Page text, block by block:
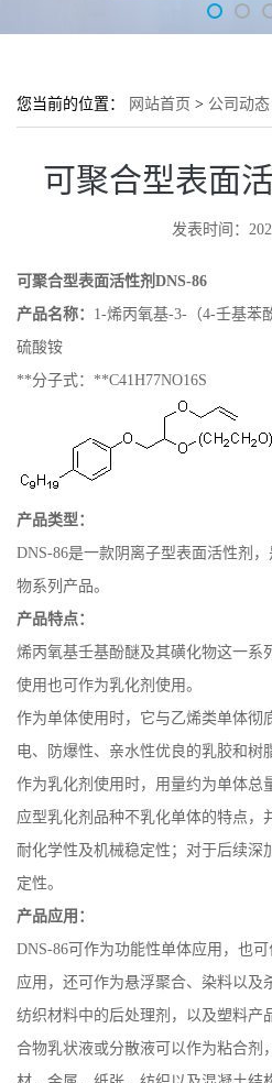
您当前的位置： 网站首页 > 公司动态
可聚合型表面
发表时间：
可聚合型表面活性剂DNS-86
产品名称： 1-烯丙氧基-3-（4-壬基苯
硫酸铵
**分子式：**C41H77NO16S
产品类型：
DNS-86是一款阴离子型表面活性剂
物系列产品。
产品特点：
烯丙氧基壬基酚醚及其磺化物这一系
使用也可作为乳化剂使用。
作为单体使用时，它与乙烯类单体彻
电、防爆性、亲水性优良的乳胶和树
作为乳化剂使用时，用量约为单体总
应型乳化剂品种不乳化单体的特点，
耐化学性及机械稳定性；对于后续深
定性。
产品应用：
DNS-86可作为功能性单体应用，也
应用，还可作为悬浮聚合、染料以及
纺织材料中的后处理剂，以及塑料产
合物乳状液或分散液可以作为粘合剂